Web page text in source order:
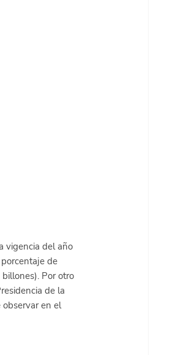
vigencia del año
de
Por otro
de la
observar en el